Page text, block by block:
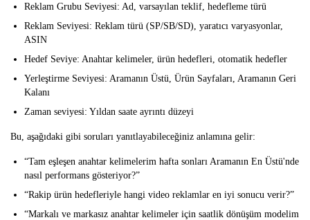
Reklam Grubu Seviyesi: Ad, varsayılan teklif, hedefleme türü
Reklam Seviyesi: Reklam türü (SP/SB/SD), yaratıcı varyasyonlar,
ASIN
Hedef Seviye: Anahtar kelimeler, ürün hedefleri, otomatik hedefler
Yerleştirme Seviyesi: Aramanın Üstü, Ürün Sayfaları, Aramanın Geri
Kalanı
Zaman seviyesi: Yıldan saate ayrıntı düzeyi
Bu, aşağıdaki gibi soruları yanıtlayabileceğiniz anlamına gelir:
“Tam eşleşen anahtar kelimelerim hafta sonları Aramanın En Üstü'nde
nasıl performans gösteriyor?”
“Rakip ürün hedefleriyle hangi video reklamlar en iyi sonucu verir?”
“Markalı ve markasız anahtar kelimeler için saatlik dönüşüm modelim